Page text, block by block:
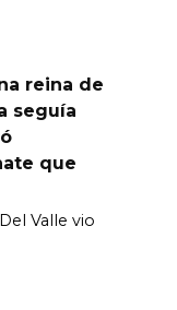
reina de
seguía
que
Valle vio